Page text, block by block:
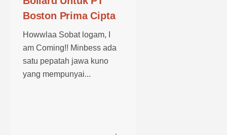
Boston Prima Cipta
Howwlaa Sobat logam, I
am Coming!! Minbess ada
satu pepatah jawa kuno
yang mempunyai...